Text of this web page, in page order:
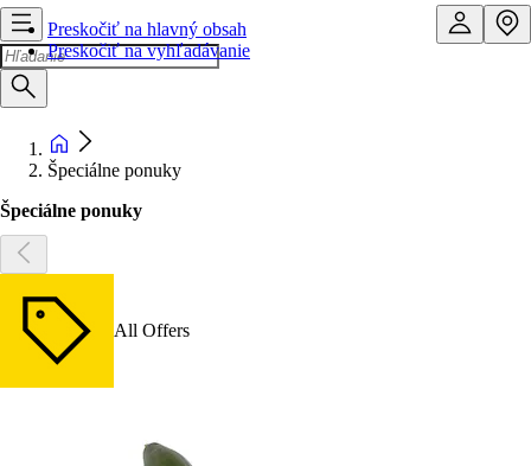
Preskočiť na hlavný obsah
Preskočiť na vyhľadávanie
Špeciálne ponuky
Špeciálne ponuky
All Offers